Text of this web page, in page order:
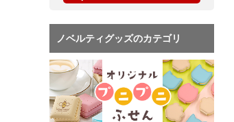
ノベルティグッズのカテゴリ